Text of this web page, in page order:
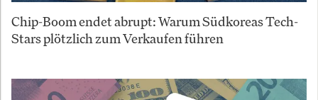
Chip-Boom endet abrupt: Warum Südkoreas Tech-
Stars plötzlich zum Verkaufen führen